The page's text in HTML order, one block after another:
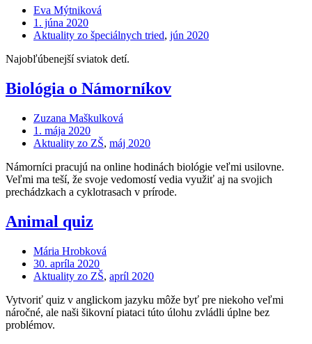
Eva Mýtniková
1. júna 2020
Aktuality zo špeciálnych tried, jún 2020
Najobľúbenejší sviatok detí.
Biológia o Námorníkov
Zuzana Maškulková
1. mája 2020
Aktuality zo ZŠ, máj 2020
Námorníci pracujú na online hodinách biológie veľmi usilovne.
Veľmi ma teší, že svoje vedomostí vedia využiť aj na svojich
prechádzkach a cyklotrasach v prírode.
Animal quiz
Mária Hrobková
30. apríla 2020
Aktuality zo ZŠ, apríl 2020
Vytvoriť quiz v anglickom jazyku môže byť pre niekoho veľmi
náročné, ale naši šikovní piataci túto úlohu zvládli úplne bez
problémov.